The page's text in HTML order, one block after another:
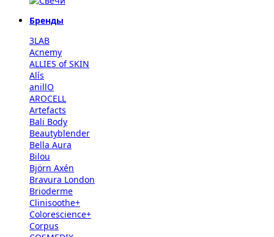
Бренды
3LAB
Acnemy
ALLIES of SKIN
Alís
anillO
AROCELL
Artefacts
Bali Body
Beautyblender
Bella Aura
Bilou
Björn Axén
Bravura London
Brioderme
Clinisoothe+
Colorescience+
Corpus